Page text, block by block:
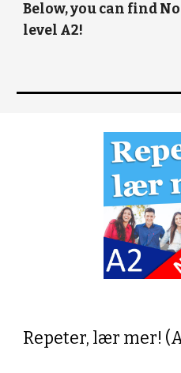
Below, you can find
level A2!
Repeter, lær mer!